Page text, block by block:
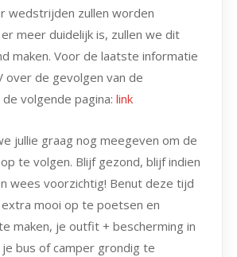
wedstrijden zullen worden
meer duidelijk is, zullen we dit
maken. Voor de laatste informatie
over de gevolgen van de
volgende pagina: link
jullie graag nog meegeven om de
te volgen. Blijf gezond, blijf indien
wees voorzichtig! Benut deze tijd
mooi op te poetsen en
maken, je outfit + bescherming in
bus of camper grondig te